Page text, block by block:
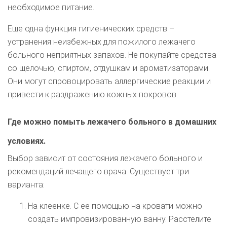
необходимое питание.
Еще одна функция гигиенических средств –
устранения неизбежных для пожилого лежачего
больного неприятных запахов. Не покупайте средства
со щелочью, спиртом, отдушкам и ароматизаторами.
Они могут спровоцировать аллергические реакции и
привести к раздражению кожных покровов.
Где можно помыть лежачего больного в домашних
условиях.
Выбор зависит от состояния лежачего больного и
рекомендаций лечащего врача. Существует три
варианта:
На клеенке. С ее помощью на кровати можно
создать импровизированную ванну. Расстелите